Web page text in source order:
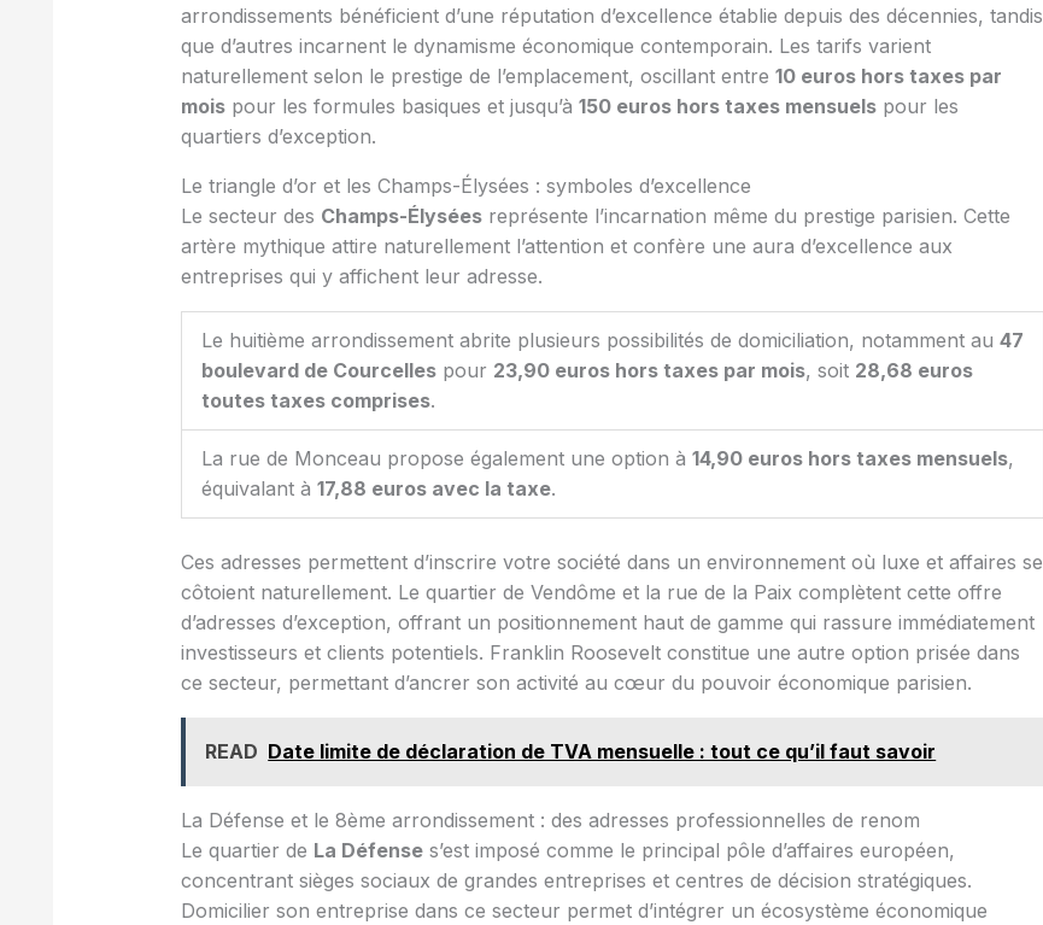
arrondissements bénéficient d’une réputation d’excellence établie depuis des décennies, tandis
que d’autres incarnent le dynamisme économique contemporain. Les tarifs varient
naturellement selon le prestige de l’emplacement, oscillant entre10 euros hors taxes par
mois pour les formules basiques et jusqu’à150 euros hors taxes mensuels pour les
quartiers d’exception.
Le triangle d’or et les Champs-Élysées : symboles d’excellence
Le secteur des Champs-Élysées représente l’incarnation même du prestige parisien. Cette
artère mythique attire naturellement l’attention et confère une aura d’excellence aux
entreprises qui y affichent leur adresse.
Le huitième arrondissement abrite plusieurs possibilités de domiciliation, notamment au47
boulevard de Courcelles pour 23,90 euros hors taxes par mois, soit 28,68 euros
toutes taxes comprises.
La rue de Monceau propose également une option à14,90 euros hors taxes mensuels,
équivalant à17,88 euros avec la taxe.
Ces adresses permettent d’inscrire votre société dans un environnement où luxe et affaires se
côtoient naturellement. Le quartier de Vendôme et la rue de la Paix complètent cette offre
d’adresses d’exception, offrant un positionnement haut de gamme qui rassure immédiatement
investisseurs et clients potentiels. Franklin Roosevelt constitue une autre option prisée dans
ce secteur, permettant d’ancrer son activité au cœur du pouvoir économique parisien.
READ Date limite de déclaration de TVA mensuelle : tout ce qu’il faut savoir
La Défense et le 8ème arrondissement : des adresses professionnelles de renom
Le quartier de La Défense s’est imposé comme le principal pôle d’affaires européen,
concentrant sièges sociaux de grandes entreprises et centres de décision stratégiques.
Domicilier son entreprise dans ce secteur permet d’intégrer un écosystème économique